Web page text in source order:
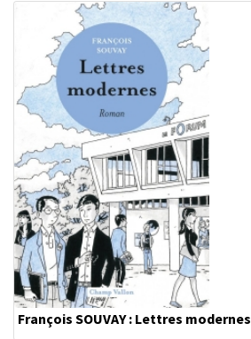
François SOUVAY : Lettres modernes